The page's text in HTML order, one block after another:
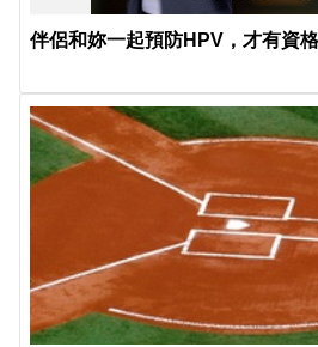
伴侶和妳一起預防HPV，才有資